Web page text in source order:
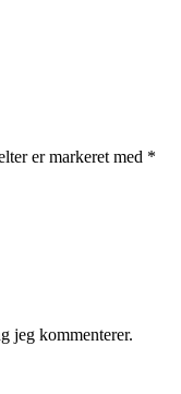
er markeret med *
jeg kommenterer.